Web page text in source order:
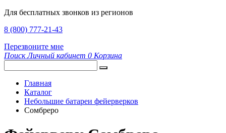
Для бесплатных звонков из регионов
8 (800) 777-21-43
Перезвоните мне
Поиск Личный кабинет 0 Корзина
Главная
Каталог
Небольшие батареи фейерверков
Сомбреро